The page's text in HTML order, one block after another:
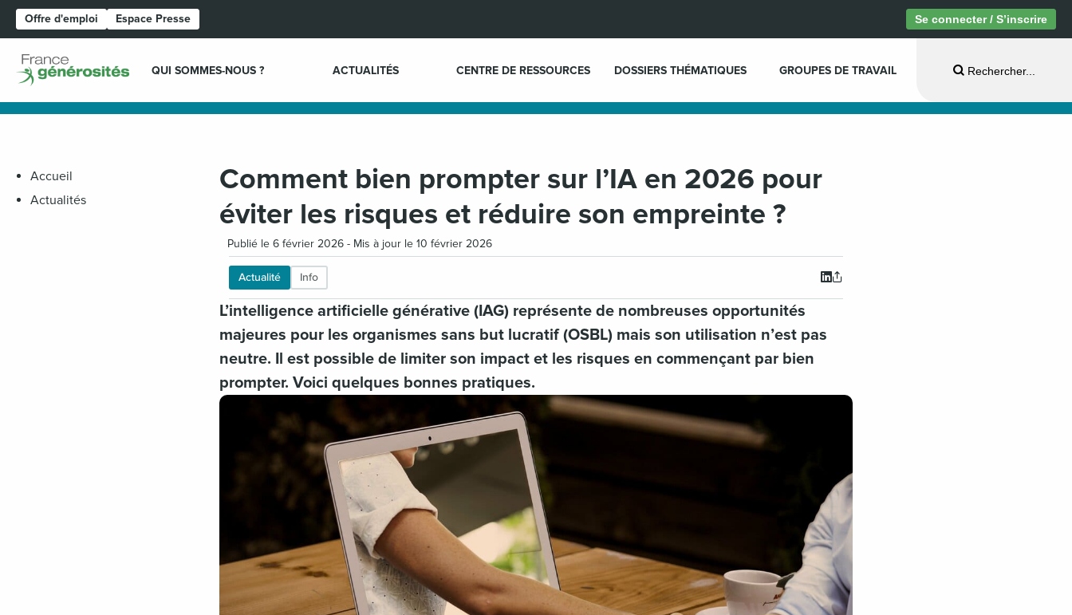
Offre d'emploi Espace Presse Se connecter / S’inscrire
QUI SOMMES-NOUS ? ACTUALITÉS CENTRE DE RESSOURCES DOSSIERS THÉMATIQUES GROUPES DE TRAVAIL Rechercher...
Accueil
Actualités
Comment bien prompter sur l’IA en 2026 pour
éviter les risques et réduire son empreinte ?
Publié le 6 février 2026 - Mis à jour le 10 février 2026
Actualité Info
L’intelligence artificielle générative (IAG) représente de nombreuses opportunités
majeures pour les organismes sans but lucratif (OSBL) mais son utilisation n’est pas
neutre. Il est possible de limiter son impact et les risques en commençant par bien
prompter. Voici quelques bonnes pratiques.